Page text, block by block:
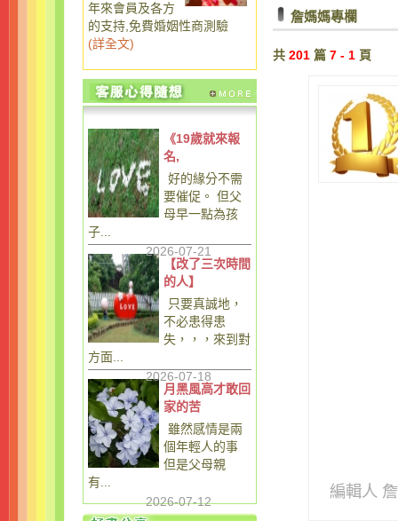
年來會員及各方
的支持,免費婚姻性商測驗
(詳全文)
《19歲就來報
名,
好的緣分不需
要催促。 但父
母早一點為孩
子...
2026-07-21
【改了三次時間
的人】
只要真誠地，
不必患得患
失，，，來到對
方面...
2026-07-18
月黑風高才敢回
家的苦
雖然感情是兩
個年輕人的事
但是父母親
有...
2026-07-12
詹媽媽專欄
共 201 篇 7 - 1 頁
編輯人